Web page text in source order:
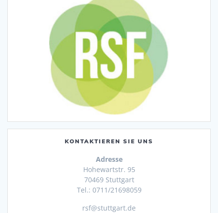
KONTAKTIEREN SIE UNS
Adresse
Hohewartstr. 95
70469 Stuttgart
Tel.: 0711/21698059
rsf@stuttgart.de